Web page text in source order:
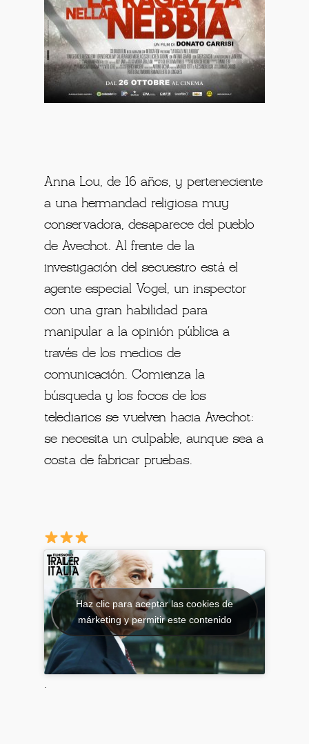
Anna Lou, de 16 años, y perteneciente
a una hermandad religiosa muy
conservadora, desaparece del pueblo
de Avechot. Al frente de la
investigación del secuestro está el
agente especial Vogel, un inspector
con una gran habilidad para
manipular a la opinión pública a
través de los medios de
comunicación. Comienza la
búsqueda y los focos de los
telediarios se vuelven hacia Avechot:
se necesita un culpable, aunque sea a
costa de fabricar pruebas.
Haz clic para aceptar las cookies de
márketing y permitir este contenido
.